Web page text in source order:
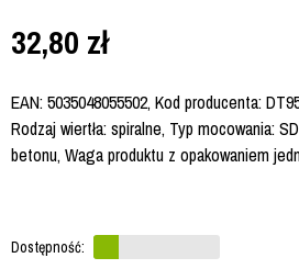
32,80 zł
EAN: 5035048055502, Kod producenta:
Rodzaj wiertła: spiralne, Typ mocowania:
betonu, Waga produktu z opakowaniem
Dostępność: